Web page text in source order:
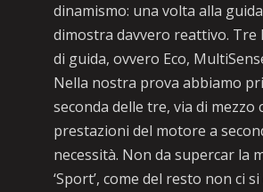
dinamismo: una volta alla
dimostra davvero reattivo. Tre
di guida, ovvero Eco,
Nella nostra prova abbiamo
seconda delle tre, via di mezzo
prestazioni del motore a
necessità. Non da supercar la
‘Sport’, come del resto non ci